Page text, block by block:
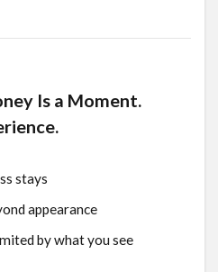
Is a Moment.
stays
appearance
by what you see